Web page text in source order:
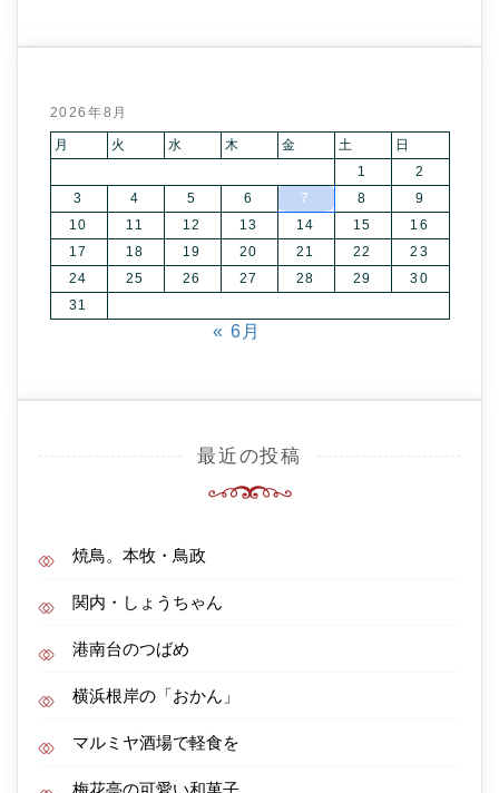
2026年8月
月 火 水 木 金 土
日
1
2
3
4 5 6 7 8
9
10
11 12 13 14 15
16
17
18 19 20 21 22
23
24
25 26 27 28 29
30
31
« 6月
最近の投稿
焼鳥。本牧・鳥政
関内・しょうちゃん
港南台のつばめ
横浜根岸の「おかん」
マルミヤ酒場で軽食を